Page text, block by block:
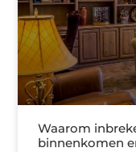
Waarom
binnenkomen